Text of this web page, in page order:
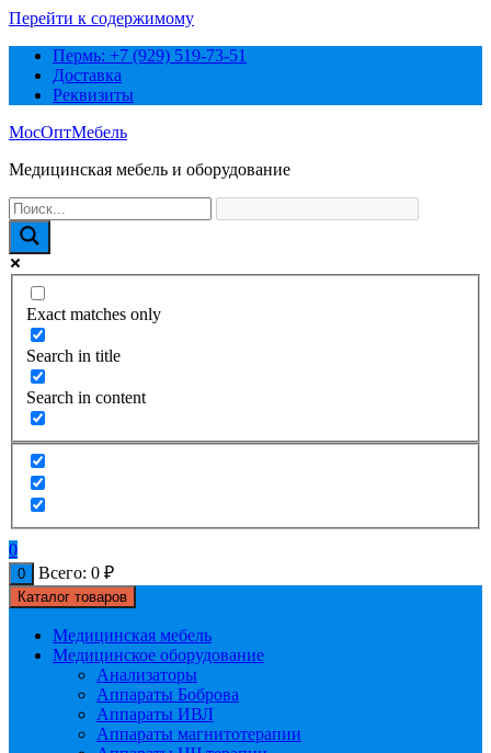
Перейти к содержимому
Пермь: +7 (929) 519-73-51
Доставка
Реквизиты
МосОптМебель
Медицинская мебель и оборудование
Exact matches only
Search in title
Search in content
0
0 Всего: 0 ₽
Каталог товаров
Медицинская мебель
Медицинское оборудование
Анализаторы
Аппараты Боброва
Аппараты ИВЛ
Аппараты магнитотерапии